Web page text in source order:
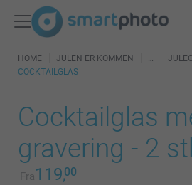
HOME JULEN ER KOMMEN
COCKTAILGLAS
Cocktailglas
gravering - 2
Fra119,00